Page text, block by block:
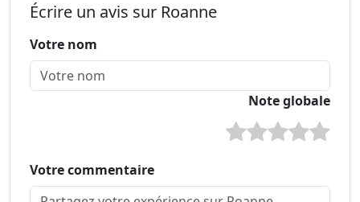
Écrire un avis sur Roanne
Votre nom
Note globale
Votre commentaire